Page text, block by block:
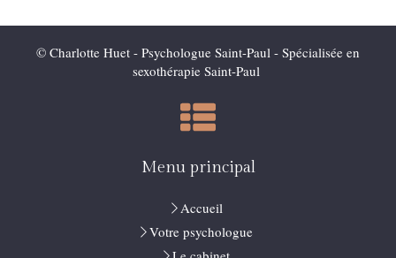
© Charlotte Huet - Psychologue Saint-Paul - Spécialisée en
sexothérapie Saint-Paul
Menu principal
Accueil
Votre psychologue